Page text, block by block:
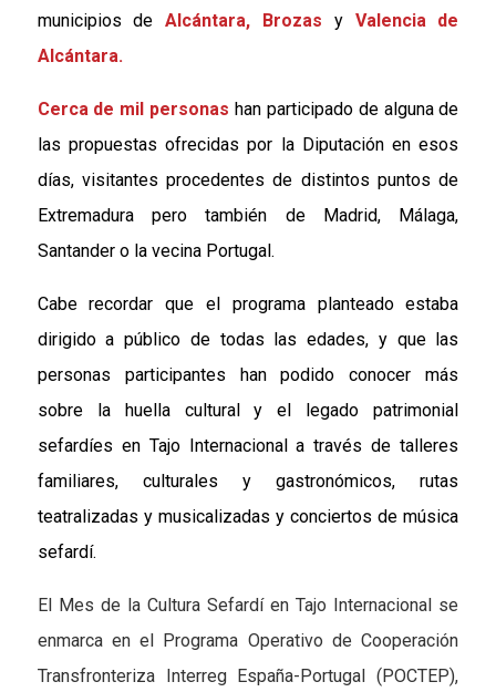
municipios deAlcántara, Brozas yValencia de
Alcántara.
Cerca de mil personas han participado de alguna de
las propuestas ofrecidas por la Diputación en esos
días, visitantes procedentes de distintos puntos de
Extremadura pero también de Madrid, Málaga,
Santander o la vecina Portugal.
Cabe recordar que el programa planteado estaba
dirigido a público de todas las edades, y que las
personas participantes han podido conocer más
sobre la huella cultural y el legado patrimonial
sefardíes en Tajo Internacional a través de talleres
familiares, culturales y gastronómicos, rutas
teatralizadas y musicalizadas y conciertos de música
sefardí.
El Mes de la Cultura Sefardí en Tajo Internacional se
enmarca en el Programa Operativo de Cooperación
Transfronteriza Interreg España-Portugal (POCTEP),